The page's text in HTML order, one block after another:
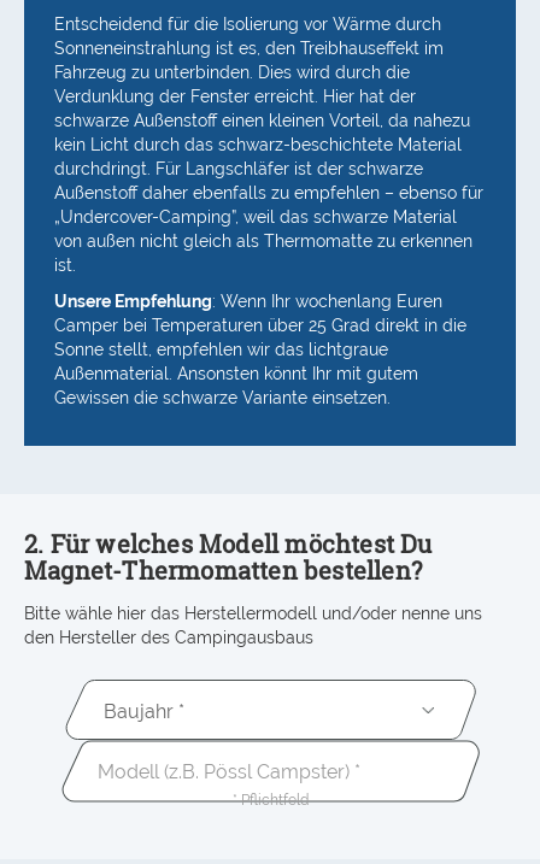
Entscheidend für die Isolierung vor Wärme durch
Sonneneinstrahlung ist es, den Treibhauseffekt im
Fahrzeug zu unterbinden. Dies wird durch die
Verdunklung der Fenster erreicht. Hier hat der
schwarze Außenstoff einen kleinen Vorteil, da nahezu
kein Licht durch das schwarz-beschichtete Material
durchdringt. Für Langschläfer ist der schwarze
Außenstoff daher ebenfalls zu empfehlen – ebenso für
„Undercover-Camping”, weil das schwarze Material
von außen nicht gleich als Thermomatte zu erkennen
ist.
Unsere Empfehlung: Wenn Ihr wochenlang Euren
Camper bei Temperaturen über 25 Grad direkt in die
Sonne stellt, empfehlen wir das lichtgraue
Außenmaterial. Ansonsten könnt Ihr mit gutem
Gewissen die schwarze Variante einsetzen.
2. Für welches Modell möchtest Du
Magnet-Thermomatten bestellen?
Bitte wähle hier das Herstellermodell und/oder nenne uns
den Hersteller des Campingausbaus
Baujahr *
* Pflichtfeld